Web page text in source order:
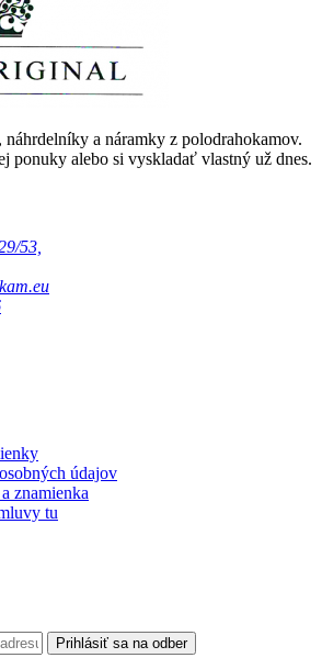
náhrdelníky a náramky z polodrahokamov.
ponuky alebo si vyskladať vlastný už dnes.
53,
údajov
znamienka
tu
Prihlásiť sa na odber